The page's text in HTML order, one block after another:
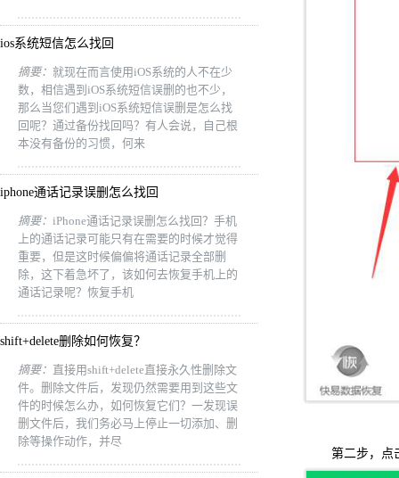
ios系统短信怎么找回
摘要： 就现在而言使用iOS系统的人不在少
数，相信遇到iOS系统短信误删的也不少，
那么当您们遇到iOS系统短信误删是怎么找
回呢？通过备份找回吗？有人会说，自己根
本没有备份的习惯，何来
iphone通话记录误删怎么找回
摘要： iPhone通话记录误删怎么找回？手机
上的通话记录可能只有在需要的时候才觉得
重要，但是这时候偏偏将通话记录全部删
除，这下着急坏了，该如何去恢复手机上的
通话记录呢？恢复手机
shift+delete删除如何恢复？
摘要： 直接用shift+delete直接永久性删除文
件。删除文件后，发现仍然需要用到这些文
件的时候怎么办，如何恢复它们？一发现误
删文件后，我们务必马上停止一切添加、删
除等操作动作，并尽
第二步，点击